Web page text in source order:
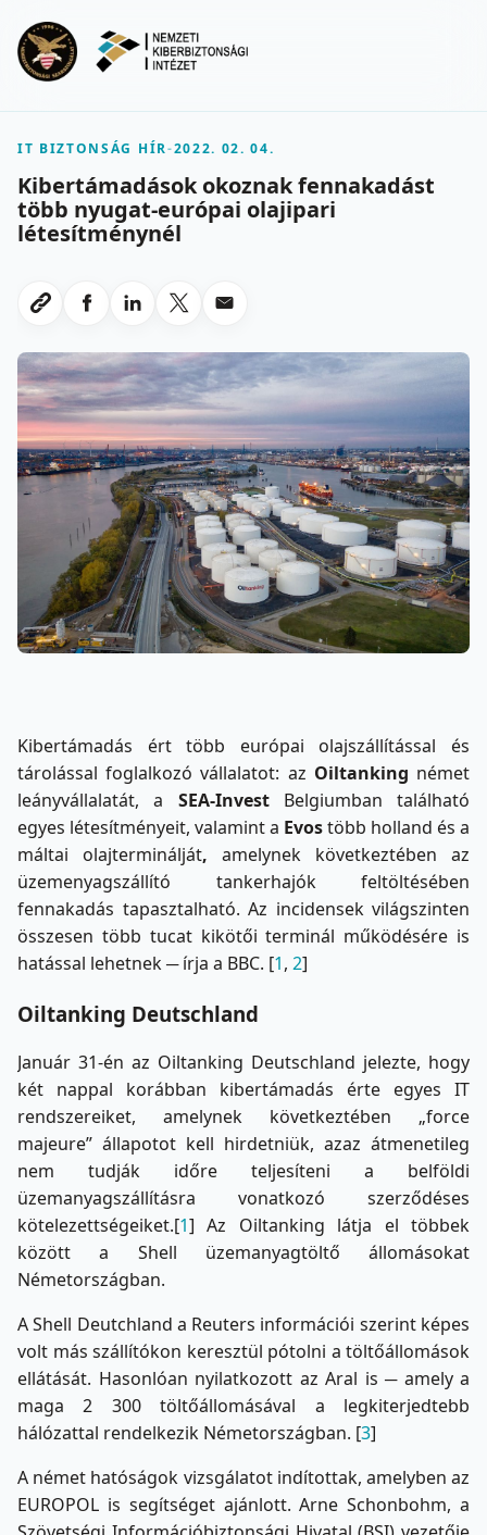
IT BIZTONSÁG HÍR-2022. 02. 04.
Kibertámadások okoznak fennakadást
több nyugat-európai olajipari
létesítménynél
Link masolasa
Megosztas Facebookon
Megosztas LinkedInen
Megosztas X-en
Megosztas emailben
Kibertámadás ért több európai olajszállítással és
tárolással foglalkozó vállalatot: az Oiltanking német
leányvállalatát, a SEA-Invest Belgiumban található
egyes létesítményeit, valamint a Evostöbb holland és a
máltai olajterminálját, amelynek következtében az
üzemenyagszállító tankerhajók feltöltésében
fennakadás tapasztalható. Az incidensek világszinten
összesen több tucat kikötői terminál működésére is
hatással lehetnek ─ írja a BBC. [1, 2]
Oiltanking Deutschland
Január 31-én az Oiltanking Deutschland jelezte, hogy
két nappal korábban kibertámadás érte egyes IT
rendszereiket, amelynek következtében „force
majeure” állapotot kell hirdetniük, azaz átmenetileg
nem tudják időre teljesíteni a belföldi
üzemanyagszállításra vonatkozó szerződéses
kötelezettségeiket.[1] Az Oiltanking látja el többek
között a Shell üzemanyagtöltő állomásokat
Németországban.
A Shell Deutchland a Reuters információi szerint képes
volt más szállítókon keresztül pótolni a töltőállomások
ellátását. Hasonlóan nyilatkozott az Aral is ─ amely a
maga 2 300 töltőállomásával a legkiterjedtebb
hálózattal rendelkezik Németországban. [3]
A német hatóságok vizsgálatot indítottak, amelyben az
EUROPOL is segítséget ajánlott. Arne Schonbohm, a